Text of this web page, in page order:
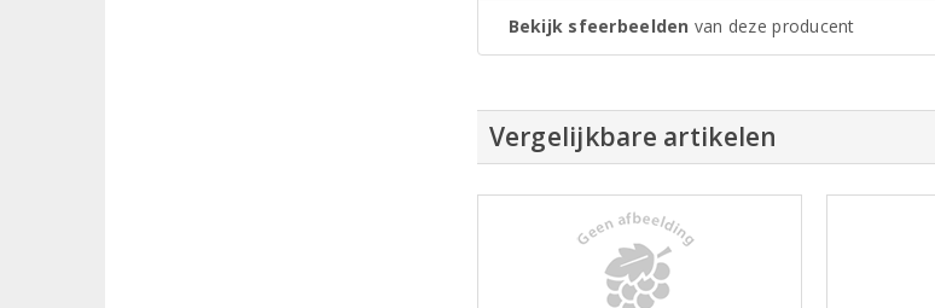
Bekijk sfeerbeelden van deze producent
Vergelijkbare artikelen